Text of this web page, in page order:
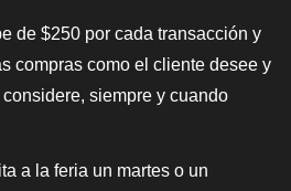
de $250 por cada transacción y
compras como el cliente desee y
siempre y cuando
a la feria un martes o un